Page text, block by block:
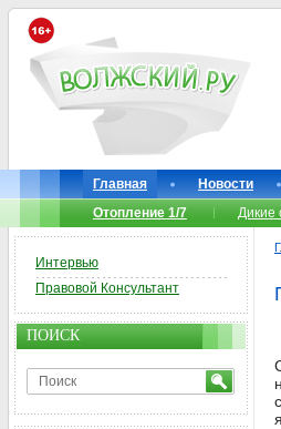
Главная Новости
Отопление 1/7
Дикие
Интервью
Правовой Консультант
ПОИСК